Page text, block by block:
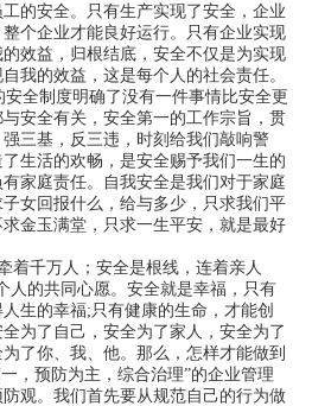
的安全。只有生产实现了安全，企业
个企业才能良好运行。只有企业实现
效益，归根结底，安全不仅是为实现
我的效益，这是每个人的社会责任。
全制度明确了没有一件事情比安全更
安全有关，安全第一的工作宗旨，贯
三基，反三违，时刻给我们敲响警
生活的欢畅，是安全赐予我们一生的
家庭责任。自我安全是我们对于家庭
女回报什么，给与多少，只求我们平
金玉满堂，只求一生平安，就是最好
千万人；安全是根线，连着亲人
人的共同心愿。安全就是幸福，只有
生的幸福;只有健康的生命，才能创
为了自己，安全为了家人，安全为了
了你、我、他。那么，怎样才能做到
，预防为主，综合治理”的企业管理
观。我们首先要从规范自己的行为做